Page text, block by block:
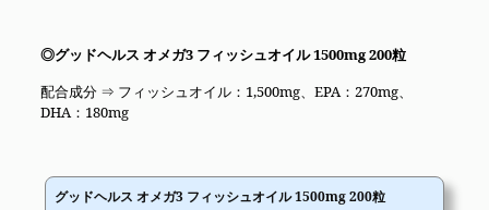
◎グッドヘルス オメガ3 フィッシュオイル 1500mg 200粒
配合成分 ⇒ フィッシュオイル：1,500mg、EPA：270mg、
DHA：180mg
グッドヘルス オメガ3 フィッシュオイル 1500mg 200粒